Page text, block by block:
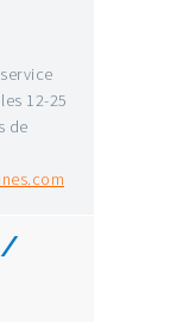
12-25
de
/